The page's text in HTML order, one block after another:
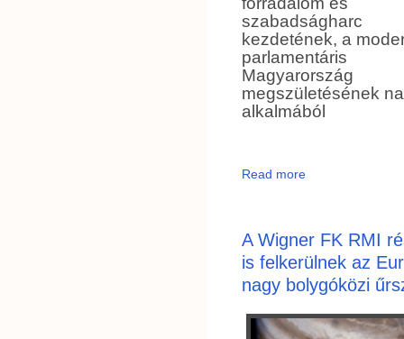
szabadságharc
kezdetének, a
parlamentáris
Magyarország
megszületésének
alkalmából
Read more
A Wigner FK RMI
is felkerülnek az
nagy bolygóközi